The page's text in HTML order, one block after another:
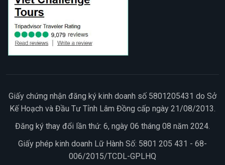
Giấy chứng nhận đăng ký kinh doanh số 5801205431 do Sở
Kế Hoạch và Đầu Tư Tỉnh Lâm Đồng cấp ngày 21/08/2013.
Đăng ký thay đổi lần thứ: 6, ngày 06 tháng 08 năm 2024.
Giấy phép kinh doanh Lữ Hành Số: 5801 205 431 - 68-
006/2015/TCDL-GPLHQ